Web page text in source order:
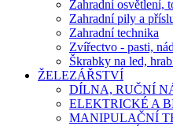
Zahradní osvětlení,
Zahradní pily a
Zahradní technika
Zvířectvo - pasti,
Škrabky na led,
ŽELEZÁŘSTVÍ
DÍLNA, RUČNÍ
ELEKTRICKÉ A
MANIPULAČNÍ